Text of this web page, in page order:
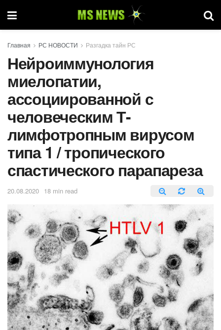
Главная РС НОВОСТИ Разгадка тайн РС
Нейроиммунология
миелопатии,
ассоциированной с
человеческим Т-
лимфотропным вирусом
типа 1 / тропического
спастического парапареза
20.08.2020 18 min read